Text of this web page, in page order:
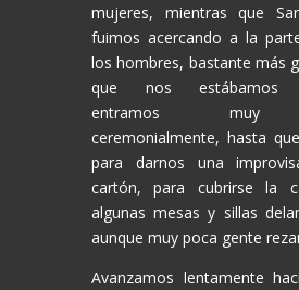
mujeres, mientras que
fuimos acercando a la
los hombres, bastante más
que nos estábamos
entramos muy
ceremonialmente, hasta
para darnos una
cartón, para cubrirse la
algunas mesas y sillas
aunque muy poca gente
Avanzamos lentamente